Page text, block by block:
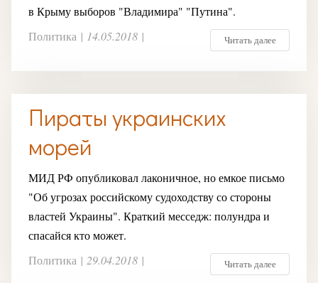
в Крыму выборов "Владимира" "Путина".
Читать далее
Политика | 14.05.2018 |
Пираты украинских
морей
МИД РФ опубликовал лаконичное, но емкое письмо
"Об угрозах российскому судоходству со стороны
властей Украины". Краткий месседж: полундра и
спасайся кто может.
Читать далее
Политика | 29.04.2018 |